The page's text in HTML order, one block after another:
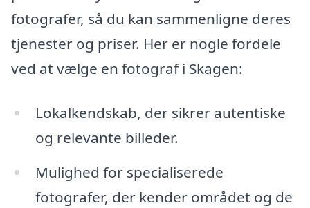
fotografer, så du kan sammenligne deres
tjenester og priser. Her er nogle fordele
ved at vælge en fotograf i Skagen:
Lokalkendskab, der sikrer autentiske
og relevante billeder.
Mulighed for specialiserede
fotografer, der kender området og de